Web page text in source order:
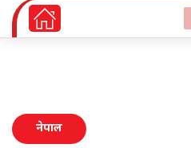
नेपाल